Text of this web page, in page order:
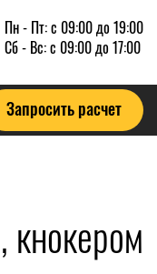
Пн - Пт: с 09:00 до 19:00
Сб - Вс: с 09:00 до 17:00
Запросить расчет
кнокером